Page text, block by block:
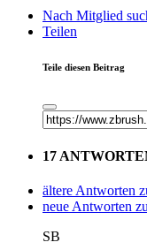
Nach Mitglied
Teilen
Teile diesen Beitrag
17
ältere Antworten
neue Antworten
SB